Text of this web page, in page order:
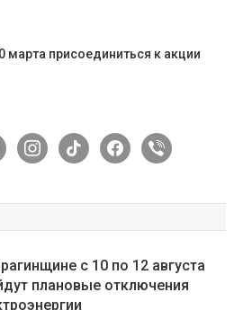
присоединиться к акции
instagram
tiktok facebook
viber
с 10 по 12 августа
плановые отключения